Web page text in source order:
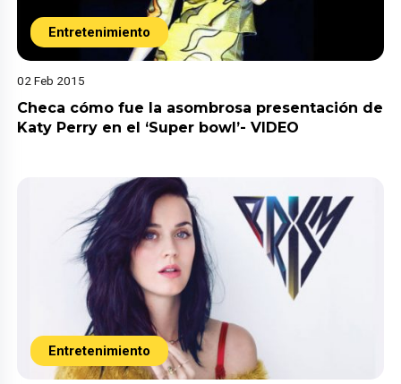
Entretenimiento
02 Feb 2015
Checa cómo fue la asombrosa presentación de
Katy Perry en el ‘Super bowl’- VIDEO
Entretenimiento